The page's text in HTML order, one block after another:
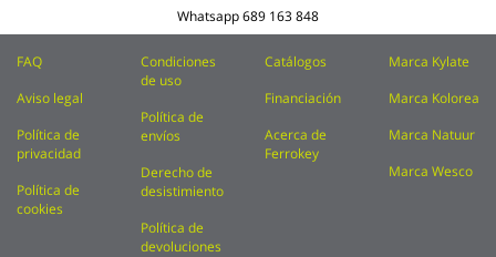
Whatsapp689 163 848
FAQ
Aviso legal
Política de
privacidad
Política de
cookies
Condiciones
de uso
Política de
envíos
Derecho de
desistimiento
Política de
devoluciones
Catálogos
Financiación
Acerca de
Ferrokey
Marca Kylate
Marca Kolorea
Marca Natuur
Marca Wesco